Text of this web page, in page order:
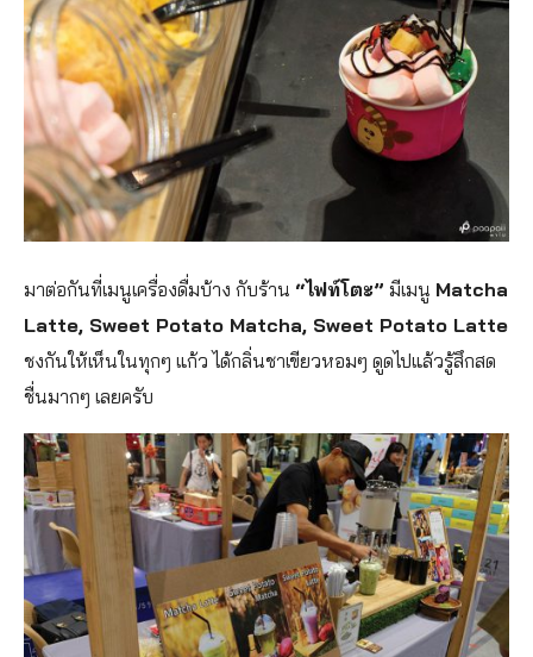
มาต่อกันที่เมนูเครื่องดื่มบ้าง กับร้าน “ไฟท์โตะ” มีเมนู Matcha
Latte, Sweet Potato Matcha, Sweet Potato Latte
ชงกันให้เห็นในทุกๆ แก้ว ได้กลิ่นชาเขียวหอมๆ ดูดไปแล้วรู้สึกสด
ชื่นมากๆ เลยครับ